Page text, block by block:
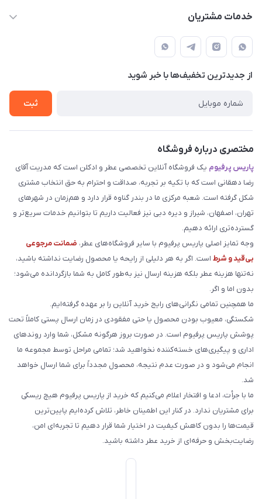
دهقانی
حساب کاربری
لیست محصولات
درباره ما
خدمات مشتریان
قوانین و مقررات
حریم خصوصی
راهنما
از جدید‌ترین تخفیف‌ها با‌ خبر شوید
ثبت
مختصری درباره فروشگاه
پاریس پرفیوم یک فروشگاه آنلاین تخصصی عطر و ادکلن است که مدریت آقای
رضا دهقانی است که با تکیه بر تجربه، صداقت و احترام به حق انتخاب مشتری
شکل گرفته است. شعبه مرکزی ما در بندر گناوه قرار دارد و هم‌زمان در شهرهای
تهران، اصفهان، شیراز و دیره دبی نیز فعالیت داریم تا بتوانیم خدمات سریع‌تر و
گسترده‌تری ارائه دهیم.
وجه تمایز اصلی پاریس پرفیوم با سایر فروشگاه‌های عطر، ضمانت مرجوعی
بی‌قید و شرط است. اگر به هر دلیلی از رایحه یا محصول رضایت نداشته باشید،
نه‌تنها هزینه عطر بلکه هزینه ارسال نیز به‌طور کامل به شما بازگردانده می‌شود؛
بدون اما و اگر.
ما همچنین تمامی نگرانی‌های رایج خرید آنلاین را بر عهده گرفته‌ایم.
شکستگی، معیوب بودن محصول یا حتی مفقودی در زمان ارسال پستی کاملاً تحت
پوشش پاریس پرفیوم است. در صورت بروز هرگونه مشکل، شما وارد روندهای
اداری و پیگیری‌های خسته‌کننده نخواهید شد؛ تمامی مراحل توسط مجموعه ما
انجام می‌شود و در صورت عدم نتیجه، محصول مجدداً برای شما ارسال خواهد
شد.
ما با جرأت، ادعا و افتخار اعلام می‌کنیم که خرید از پاریس پرفیوم هیچ ریسکی
برای مشتریان ندارد. در کنار این اطمینان خاطر، تلاش کرده‌ایم پایین‌ترین
قیمت‌ها را بدون کاهش کیفیت در اختیار شما قرار دهیم تا تجربه‌ای امن،
رضایت‌بخش و حرفه‌ای از خرید عطر داشته باشید.